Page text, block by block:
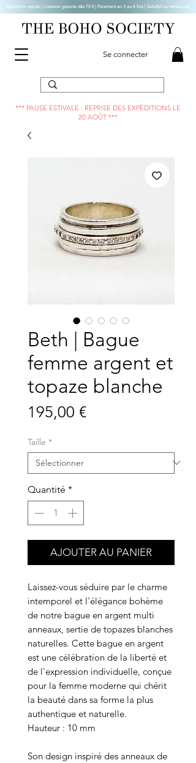
Se connecter
Expédition rapide | Livraison gratuite dès 70 € | Paiement en 3 ou 4 fois | Satisfait ou remboursé
*** PAUSE ESTIVALE : REPRISE DES EXPÉDITIONS LE
20 AOÛT ***
Beth | Bague
femme argent et
topaze blanche
195,00 €Prix
Taille *
Quantité *
AJOUTER AU PANIER
Laissez-vous séduire par le charme
intemporel et l'élégance bohème
de notre bague en argent multi
anneaux, sertie de topazes blanches
naturelles. Cette bague en argent
est une célébration de la liberté et
de l'expression individuelle, conçue
pour la femme moderne qui chérit
la beauté dans sa forme la plus
authentique et naturelle.
Hauteur : 10 mm
Son design inspiré des anneaux de